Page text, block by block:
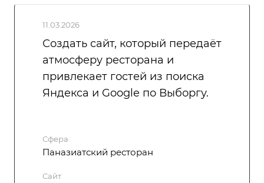
11.03.2026
Создать сайт, который передаёт
атмосферу ресторана и
привлекает гостей из поиска
Яндекса и Google по Выборгу.
Сфера
Паназиатский ресторан
Сайт